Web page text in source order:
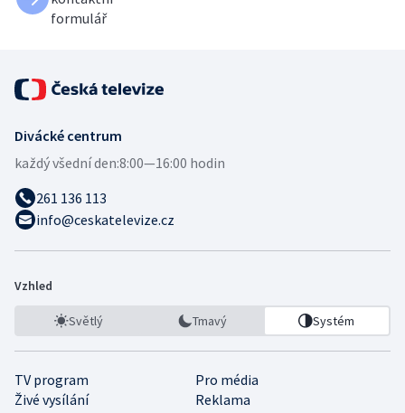
formulář
Divácké centrum
každý všední den:8:00—16:00 hodin
261 136 113
info@ceskatelevize.cz
Vzhled
Světlý Tmavý Systém
TV program
Pro média
Živé vysílání
Reklama